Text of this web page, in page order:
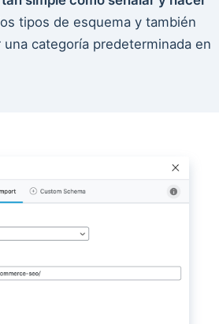
tipos de esquema y también
categoría predeterminada en